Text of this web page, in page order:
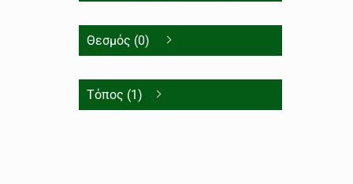
Θεσμός (0)
Τόπος (1)